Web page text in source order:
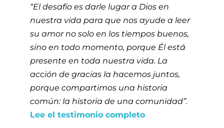
“El desafío es darle lugar a Dios en
nuestra vida para que nos ayude a leer
su amor no solo en los tiempos buenos,
sino en todo momento, porque Él está
presente en toda nuestra vida. La
acción de gracias la hacemos juntos,
porque compartimos una historia
común: la historia de una comunidad”.
Lee el testimonio completo